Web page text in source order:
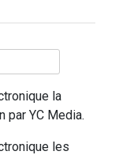
la
par YC Media.
les